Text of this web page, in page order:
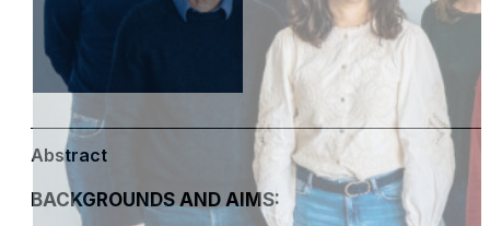
Abstract
BACKGROUNDS AND AIMS: